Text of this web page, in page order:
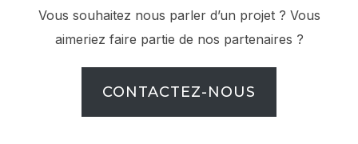
Vous souhaitez nous parler d’un projet ? Vous
aimeriez faire partie de nos partenaires ?
CONTACTEZ-NOUS